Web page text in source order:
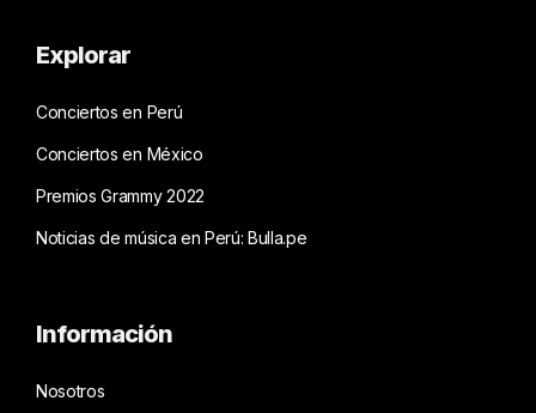
Explorar
Conciertos en Perú
Conciertos en México
Premios Grammy 2022
Noticias de música en Perú: Bulla.pe
Información
Nosotros